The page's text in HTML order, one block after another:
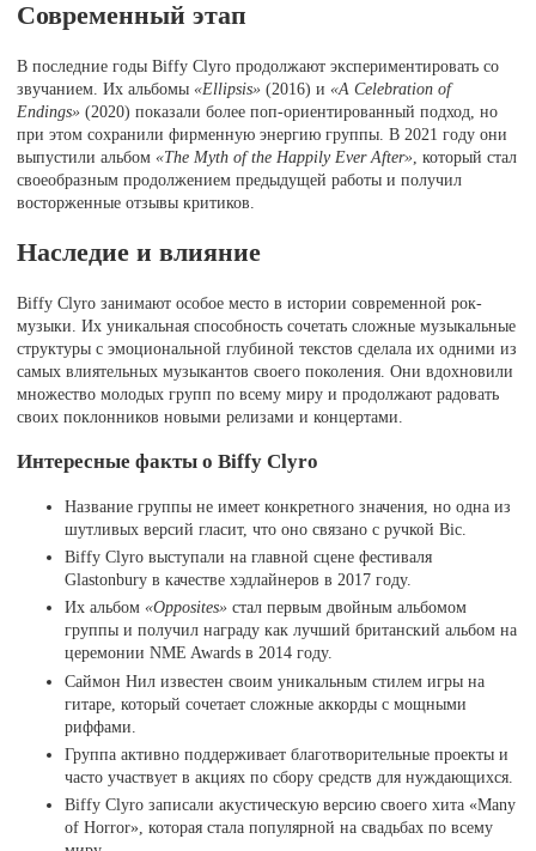
Современный этап
В последние годы Biffy Clyro продолжают экспериментировать со
звучанием. Их альбомы«Ellipsis» (2016) и«A Celebration of
Endings» (2020) показали более поп-ориентированный подход, но
при этом сохранили фирменную энергию группы. В 2021 году они
выпустили альбом«The Myth of the Happily Ever After», который стал
своеобразным продолжением предыдущей работы и получил
восторженные отзывы критиков.
Наследие и влияние
Biffy Clyro занимают особое место в истории современной рок-
музыки. Их уникальная способность сочетать сложные музыкальные
структуры с эмоциональной глубиной текстов сделала их одними из
самых влиятельных музыкантов своего поколения. Они вдохновили
множество молодых групп по всему миру и продолжают радовать
своих поклонников новыми релизами и концертами.
Интересные факты о Biffy Clyro
Название группы не имеет конкретного значения, но одна из
шутливых версий гласит, что оно связано с ручкой Bic.
Biffy Clyro выступали на главной сцене фестиваля
Glastonbury в качестве хэдлайнеров в 2017 году.
Их альбом«Opposites» стал первым двойным альбомом
группы и получил награду как лучший британский альбом на
церемонии NME Awards в 2014 году.
Саймон Нил известен своим уникальным стилем игры на
гитаре, который сочетает сложные аккорды с мощными
риффами.
Группа активно поддерживает благотворительные проекты и
часто участвует в акциях по сбору средств для нуждающихся.
Biffy Clyro записали акустическую версию своего хита «Many
of Horror», которая стала популярной на свадьбах по всему